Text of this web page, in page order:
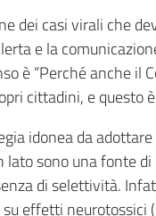
dei casi virali che
e la
è “Perché anche il
cittadini, e questo
idonea da
sono una fonte
di selettività.
effetti